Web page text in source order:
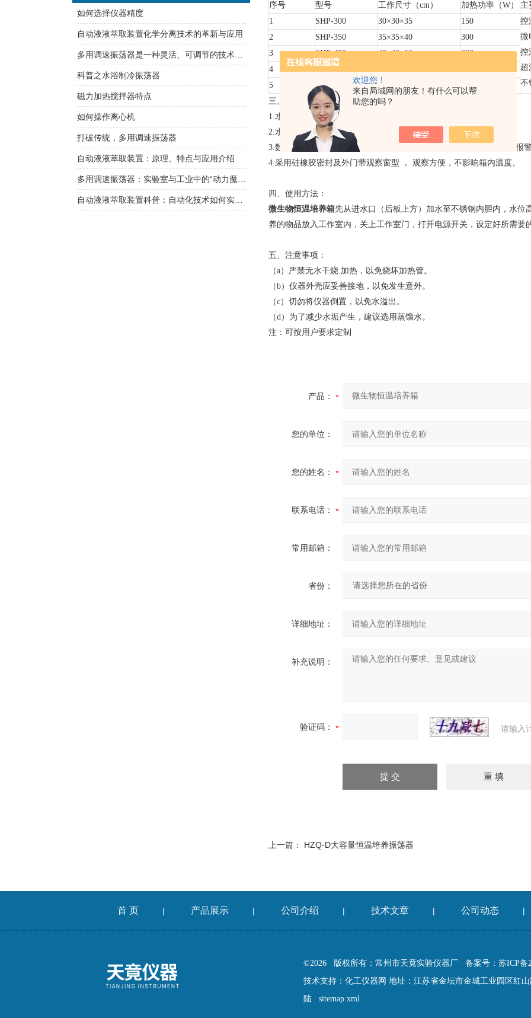
欢迎您！
来自局域网的朋友！有什么可以帮
助您的吗？
序号 型号 工作尺寸（cm） 加热功率（W）
主
1
SHP-300 30×30×35 150
控
微
控
超
不
2 SHP-350 35×35×40
300
3
SHP-400 40×40×50
600
4
5
SHP-600 60×60×75
900
三、产品特点：
1.水套采用不锈钢氩弧焊制作，经久耐用。
2.水夹套结构，控温精确可靠，无温度过冲之弊。
3.数显控温，箱内超过设值或水夹套水位过高过低，即自动发出声光报警
4.采用硅橡胶密封及外门带观察窗型 ， 观察方便，不影响箱内温度。
四、使用方法：
微生物恒温培养箱先从进水口（后板上方）加水至不锈钢内胆内，水
养的物品放入工作室内，关上工作室门，打开电源开关，设定好所需要
五、注意事项：
（a）严禁无水干烧.加热，以免烧坏加热管。
（b）仪器外壳应妥善接地，以免发生意外。
（c）切勿将仪器倒置，以免水溢出。
（d）为了减少水垢产生，建议选用蒸馏水。
注：可按用户要求定制
产品：
您的单位：
您的姓名：
联系电话：
常用邮箱：
省份：
详细地址：
补充说明：
验证码： 请输入
上一篇： HZQ-D大容量恒温培养振荡器
如何选择仪器精度
自动液液萃取装置化学分离技术的革新与应用
多用调速振荡器是一种灵活、可调节的技术工具
科普之水浴制冷振荡器
磁力加热搅拌器特点
如何操作离心机
打破传统，多用调速振荡器
自动液液萃取装置：原理、特点与应用介绍
自动液液萃取装置科普：自动化技术如何实现高效精准萃取？
首 页 | 产品展示 | 公司介绍 | 技术文章 | 公司动态 |
©2026 版权所有：常州市天竟实验仪器厂 备案号：苏ICP备
技术支持： 化工仪器网 地址：江苏省金坛市金城工业园区红山
陆
sitemap.xml